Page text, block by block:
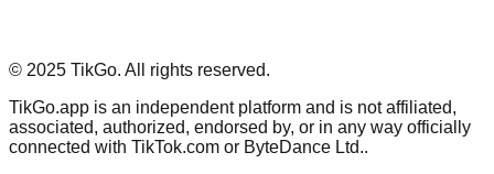
© 2025 TikGo. All rights reserved.
TikGo.app is an independent platform and is not affiliated,
associated, authorized, endorsed by, or in any way officially
connected with TikTok.com or ByteDance Ltd..